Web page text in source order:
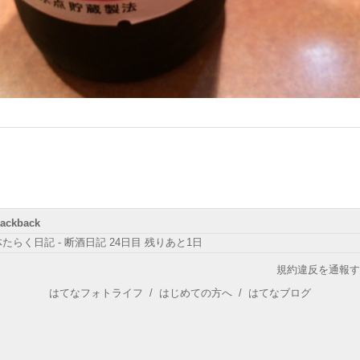
たらく日記 - 断酒日記 24日目 残りあと1日
規約違反を通報
はてなフォトライフ / はじめての方へ / はてなブログ